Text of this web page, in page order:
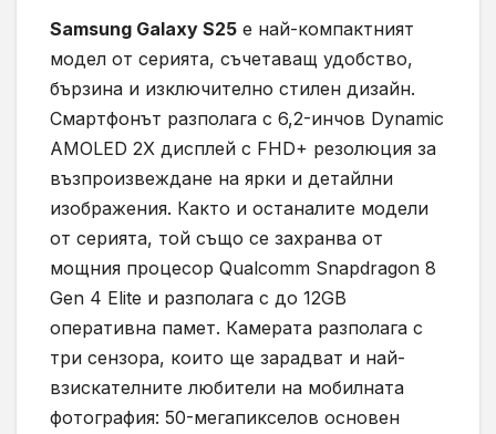
Samsung Galaxy S25 е най-компактният
модел от серията, съчетаващ удобство,
бързина и изключително стилен дизайн.
Смартфонът разполага с 6,2-инчов Dynamic
AMOLED 2X дисплей с FHD+ резолюция за
възпроизвеждане на ярки и детайлни
изображения. Както и останалите модели
от серията, той също се захранва от
мощния процесор Qualcomm Snapdragon 8
Gen 4 Elite и разполага с до 12GB
оперативна памет. Камерата разполага с
три сензора, които ще зарадват и най-
взискателните любители на мобилната
фотография: 50-мегапикселов основен